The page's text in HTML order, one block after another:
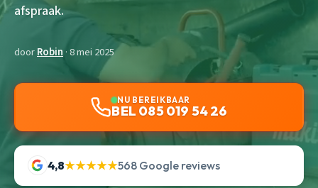
afspraak.
doorRobin · 8 mei 2025
NU BEREIKBAAR
BEL 085 019 54 26
4,8★★★★★568 Google reviews